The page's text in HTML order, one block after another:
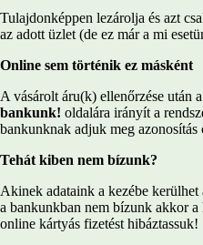
Tulajdonképpen lezárolja és azt
az adott üzlet (de ez már a mi
Online sem történik ez másként
A vásárolt áru(k) ellenőrzése után
bankunk! oldalára irányít a
bankunknak adjuk meg azonosítás
Tehát kiben nem bízunk?
Akinek adataink a kezébe
a bankunkban nem bízunk akkor a
online kártyás fizetést hibáztassuk!